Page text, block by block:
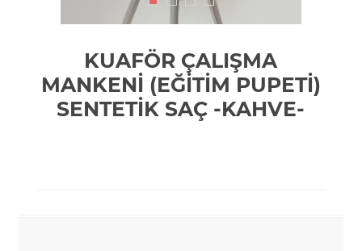
KUAFÖR ÇALIŞMA
MANKENİ (EĞİTİM PUPETİ)
SENTETİK SAÇ -KAHVE-